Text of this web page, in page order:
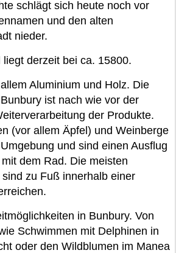
schlägt sich heute noch vor
und den alten
nieder.
derzeit bei ca. 15800.
Aluminium und Holz. Die
ist nach wie vor der
der Produkte.
(vor allem Äpfel) und Weinberge
und sind einen Ausflug
dem Rad. Die meisten
zu Fuß innerhalb einer
in Bunbury. Von
Schwimmen mit Delphinen in
oder den Wildblumen im Manea